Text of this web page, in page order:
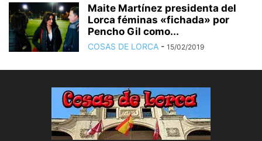
Maite Martínez presidenta del
Lorca féminas «fichada» por
Pencho Gil como...
COSAS DE LORCA - 15/02/2019